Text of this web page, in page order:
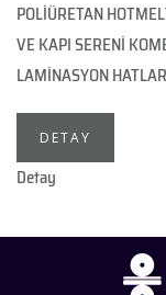
POLİÜRETAN
VE KAPI SERENİ
LAMİNASYON
DETAY
Detay